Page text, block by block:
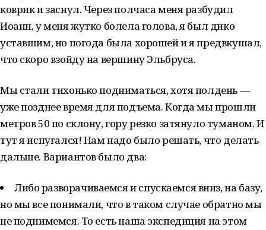
коврик и заснул. Через полчаса меня разбудил
Иоанн, у меня жутко болела голова, я был дико
уставшим, но погода была хорошей и я предвкушал,
что скоро взойду на вершину Эльбруса.
Мы стали тихонько подниматься, хотя полдень —
уже позднее время для подъема. Когда мы прошли
метров 50 по склону, гору резко затянуло туманом. И
тут я испугался! Нам надо было решать, что делать
дальше. Вариантов было два:
Либо разворачиваемся и спускаемся вниз, на базу,
но мы все понимали, что в таком случае обратно мы
не поднимемся. То есть наша экспедиция на этом